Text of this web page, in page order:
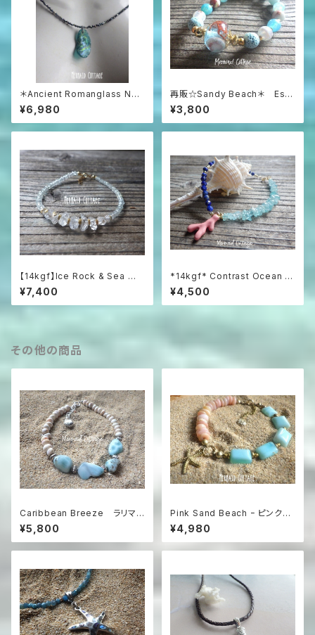
＊Ancient Romanglass Nec
klace3WAY☆ローマングラス
ブラックスピネルネックレス☆ユ
ニセックス☆
¥6,980
再販☆Sandy Beach＊ Ess
ential Oil Diffuser Bracelet
¥3,800
【14kgf】Ice Rock & Sea 氷
粒のハーキマー＆アクアマリン
ブレスレット
¥7,400
*14kgf* Contrast Ocean Br
acelet 海のコントラスト☆ハ
ーフ＆ハーフブレスレット
¥4,500
その他の商品
Caribbean Breeze ラリマ
ーとコンクシェルのビーチブレ
スレット
¥5,800
Pink Sand Beach ｰ ピンクオ
パール×ペルビアンブルーオパー
ル のブレスレット
¥4,980